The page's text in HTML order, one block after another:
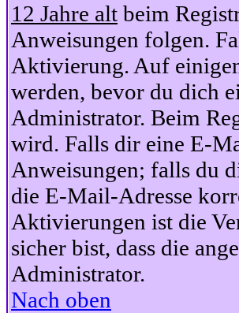
12 Jahre alt beim
Anweisungen folgen.
Aktivierung. Auf
werden, bevor du dich
Administrator. Beim
wird. Falls dir eine E-
Anweisungen; falls du
die E-Mail-Adresse
Aktivierungen ist die
sicher bist, dass die
Administrator.
Nach oben